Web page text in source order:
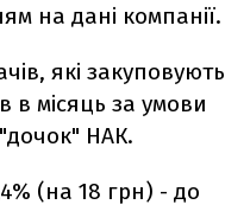
на дані компанії.
які закуповують
в місяць за умови
"дочок" НАК.
(на 18 грн) - до